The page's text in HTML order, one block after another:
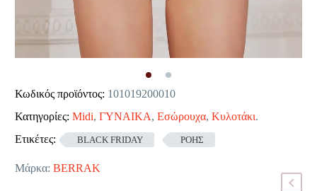
Κωδικός προϊόντος: 101019200010
Κατηγορίες: Midi, ΓΥΝΑΙΚΑ, Εσώρουχα, Κυλοτάκι.
Ετικέτες:
BLACK FRIDAY ΡΟΗΣ
Μάρκα: BERRAK